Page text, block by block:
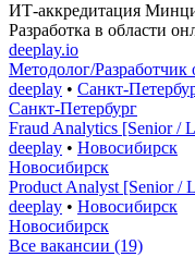
ИТ-аккредитация
Разработка в области
deeplay.io
Методолог/Разработчик
deeplay • Санкт-
Санкт-Петербург
Fraud Analytics [Senior /
deeplay • Новосибирск
Новосибирск
Product Analyst [Senior /
deeplay • Новосибирск
Новосибирск
Все вакансии (19)